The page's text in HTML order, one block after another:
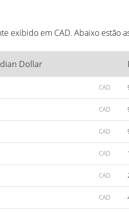
exibido em CAD. Abaixo estão
Dollar
CAD
CAD
CAD
CAD
CAD
CAD